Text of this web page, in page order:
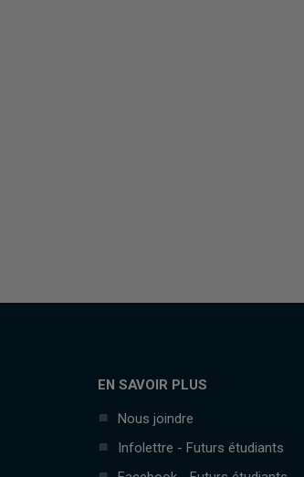
EN SAVOIR PLUS
Nous joindre
Infolettre - Futurs étudiants